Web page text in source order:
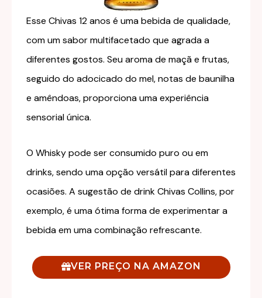
Esse Chivas 12 anos é uma bebida de qualidade,
com um sabor multifacetado que agrada a
diferentes gostos. Seu aroma de maçã e frutas,
seguido do adocicado do mel, notas de baunilha
e amêndoas, proporciona uma experiência
sensorial única.
O Whisky pode ser consumido puro ou em
drinks, sendo uma opção versátil para diferentes
ocasiões. A sugestão de drink Chivas Collins, por
exemplo, é uma ótima forma de experimentar a
bebida em uma combinação refrescante.
VER PREÇO NA AMAZON